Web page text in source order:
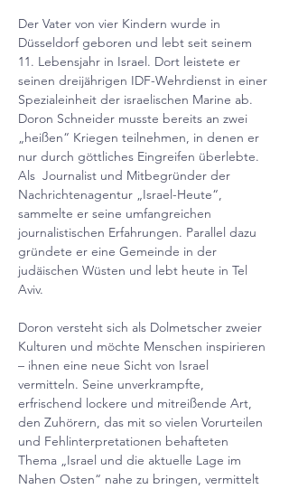
Der Vater von vier Kindern wurde in
Düsseldorf geboren und lebt seit seinem
11. Lebensjahr in Israel. Dort leistete er
seinen dreijährigen IDF-Wehrdienst in einer
Spezialeinheit der israelischen Marine ab.
Doron Schneider musste bereits an zwei
„heißen“ Kriegen teilnehmen, in denen er
nur durch göttliches Eingreifen überlebte.
Als  Journalist und Mitbegründer der
Nachrichtenagentur „Israel-Heute“,
sammelte er seine umfangreichen
journalistischen Erfahrungen. Parallel dazu
gründete er eine Gemeinde in der
judäischen Wüsten und lebt heute in Tel
Aviv.
Doron versteht sich als Dolmetscher zweier
Kulturen und möchte Menschen inspirieren
– ihnen eine neue Sicht von Israel
vermitteln. Seine unverkrampfte,
erfrischend lockere und mitreißende Art,
den Zuhörern, das mit so vielen Vorurteilen
und Fehlinterpretationen behafteten
Thema „Israel und die aktuelle Lage im
Nahen Osten“ nahe zu bringen, vermittelt